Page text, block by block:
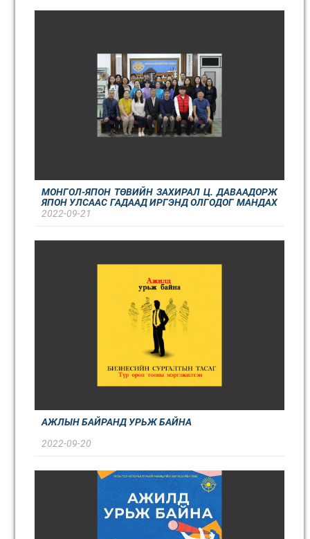
МОНГОЛ-ЯПОН ТӨВИЙН ЗАХИРАЛ Ц. ДАВААДОРЖ
ЯПОН УЛСААС ГАДААД ИРГЭНД ОЛГОДОГ МАНДАХ
НАР ОДОНГООР ШАГНУУЛЛАА
2022-09-21
АЖЛЫН БАЙРАНД УРЬЖ БАЙНА
2022-09-20